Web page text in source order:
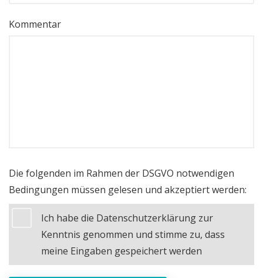
Kommentar
Die folgenden im Rahmen der DSGVO notwendigen
Bedingungen müssen gelesen und akzeptiert werden:
Ich habe die Datenschutzerklärung zur
Kenntnis genommen und stimme zu, dass
meine Eingaben gespeichert werden